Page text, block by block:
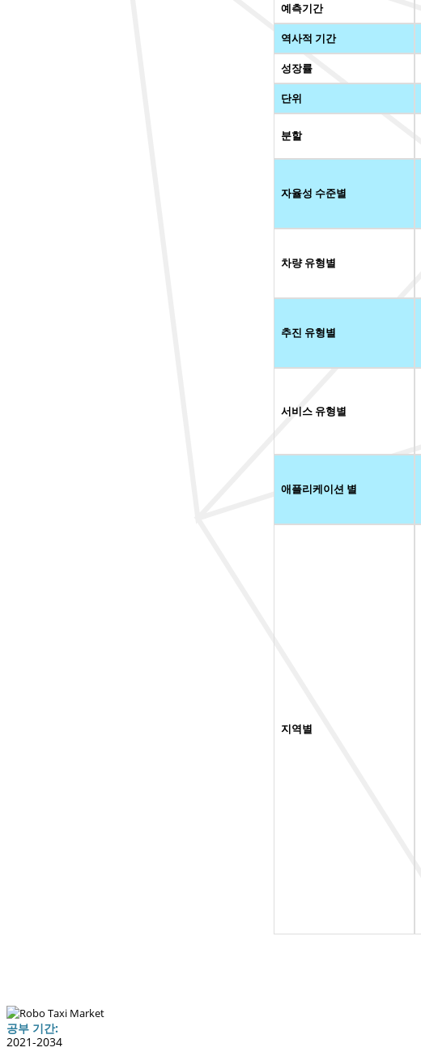
예측기간
역사적 기간
성장률
단위
분할
자율성 수준별
차량 유형별
추진 유형별
서비스 유형별
애플리케이션 별
지역별
공부 기간:
2021-2034